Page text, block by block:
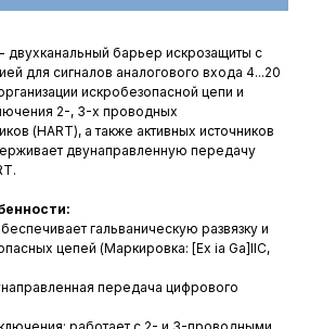
двухканальный барьер искрозащиты с
для сигналов аналогового входа 4...20
искробезопасной цепи и
2-, 3-х проводных
(HART), а также активных источников
двунаправленную передачу
гальваническую развязку и
цепей (Маркировка: [Ex ia Ga]IIC,
передача цифрового